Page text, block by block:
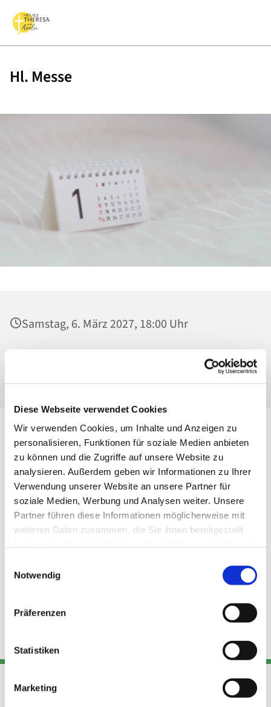
Diese Webseite verwendet Cookies
Wir verwenden Cookies, um Inhalte und Anzeigen zu
personalisieren, Funktionen für soziale Medien anbieten
zu können und die Zugriffe auf unsere Website zu
analysieren. Außerdem geben wir Informationen zu Ihrer
Verwendung unserer Website an unsere Partner für
soziale Medien, Werbung und Analysen weiter. Unsere
Partner führen diese Informationen möglicherweise mit
weiteren Daten zusammen, die Sie ihnen bereitgestellt
Notwendig
Präferenzen
Statistiken
Marketing
Hl. Messe
Samstag, 6. März 2027, 18:00 Uhr
Ahrensfelder Chaussee 79-81, 13057 Berlin